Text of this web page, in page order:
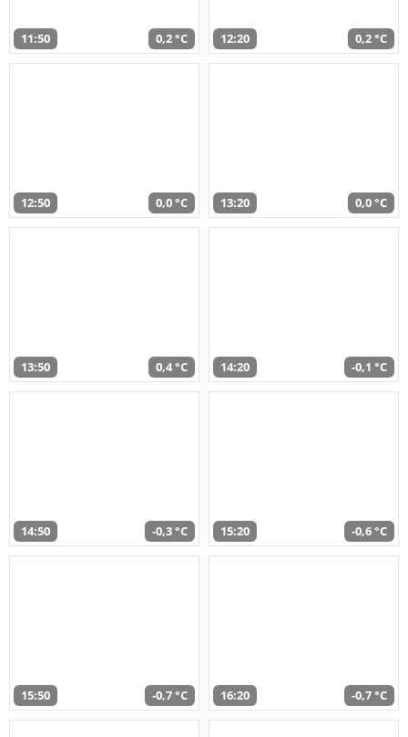
11:50 0,2 °C 12:20 0,2 °C
12:50 0,0 °C 13:20 0,0 °C
13:50 0,4 °C 14:20 -0,1 °C
14:50 -0,3 °C 15:20 -0,6 °C
15:50 -0,7 °C 16:20 -0,7 °C